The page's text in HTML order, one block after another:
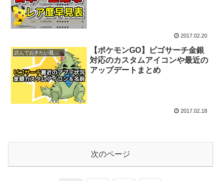
2017.02.20
読んでおきたい最新情報
【ポケモンGO】ピゴサーチ金銀
対応のカスタムアイコンや最近の
アップデートまとめ
2017.02.18
次のページ